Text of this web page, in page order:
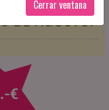
DE AGOSTO.
Cerrar ventana